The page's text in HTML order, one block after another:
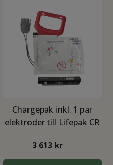
Chargepak inkl. 1 par
elektroder till Lifepak CR
3 613 kr